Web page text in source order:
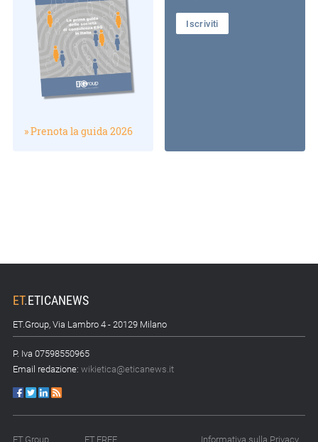
» Prenota la guida 2026
Iscriviti
ET.ETICANEWS
ET.Group, Via Lambro 4 - 20129 Milano
P. Iva 07598550965
Email redazione: wikietica@eticanews.it
ET.Group ET.FREE Informativa sulla Privacy